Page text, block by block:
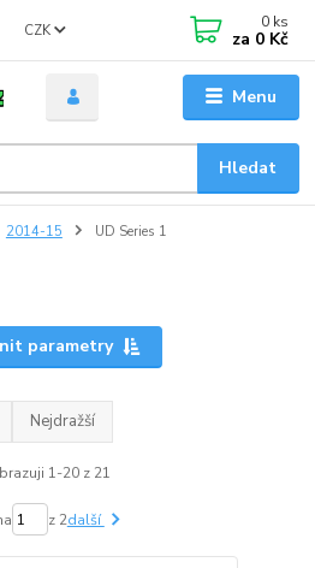
Menu
CZK
Hledat
0 ks
za 0 Kč
2014-15 UD Series 1
parametry
Nejdražší
1-20 z 21
z 2další